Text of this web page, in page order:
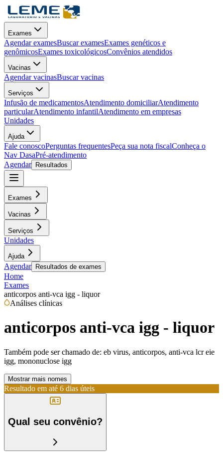
Exames
Agendar examesBuscar examesExames genéticos e
genômicosExames toxicológicosConvênios atendidos
Vacinas
Agendar vacinasBuscar vacinas
Serviços
Infusão de medicamentosAtendimento domiciliarAtendimento
particularAtendimento infantilAtendimento em empresas
Unidades
Ajuda
Fale conoscoPerguntas frequentesPeça sua nota fiscalConheça o
Nav DasaPré-atendimento
Agendar
Resultados
Exames
Vacinas
Serviços
Unidades
Ajuda
Agendar Resultados de exames
Home
Exames
anticorpos anti-vca igg - liquor
Análises clínicas
anticorpos anti-vca igg - liquor
Também pode ser chamado de: eb virus, anticorpos, anti-vca lcr eie
igg, mononuclose igg
Mostrar mais nomes
Resultado em até 6 dias úteis
Qual seu convênio?